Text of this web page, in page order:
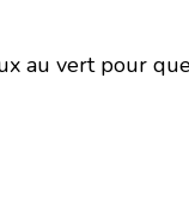
au vert pour